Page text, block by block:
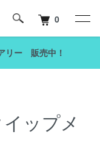
0
リー 販売中！
ップメ